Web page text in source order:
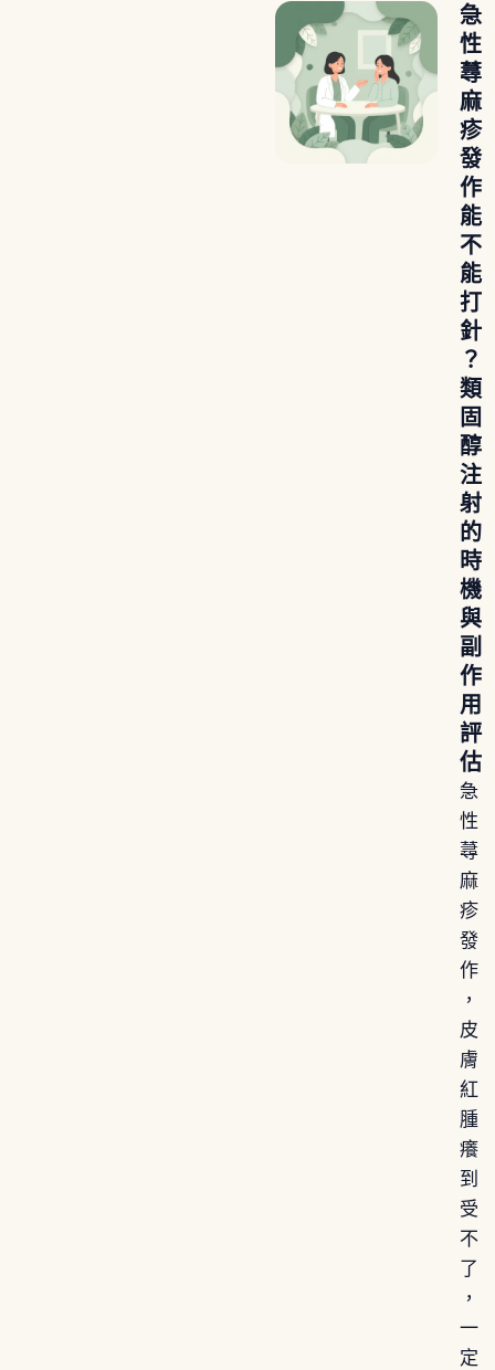
急
性
蕁
麻
疹
發
作
能
不
能
打
針
？
類
固
醇
注
射
的
時
機
與
副
作
用
評
估
急
性
蕁
麻
疹
發
作
，
皮
膚
紅
腫
癢
到
受
不
了
，
一
定